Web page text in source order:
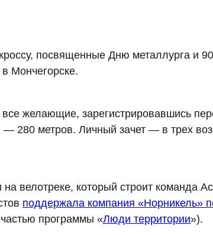
посвященные Дню металлурга и
Мончегорске.
все желающие, зарегистрировавшись
280 метров. Личный зачет — в трех
велотреке, который строит команда
поддержала компания «Норникель»
программы «Люди территории»).